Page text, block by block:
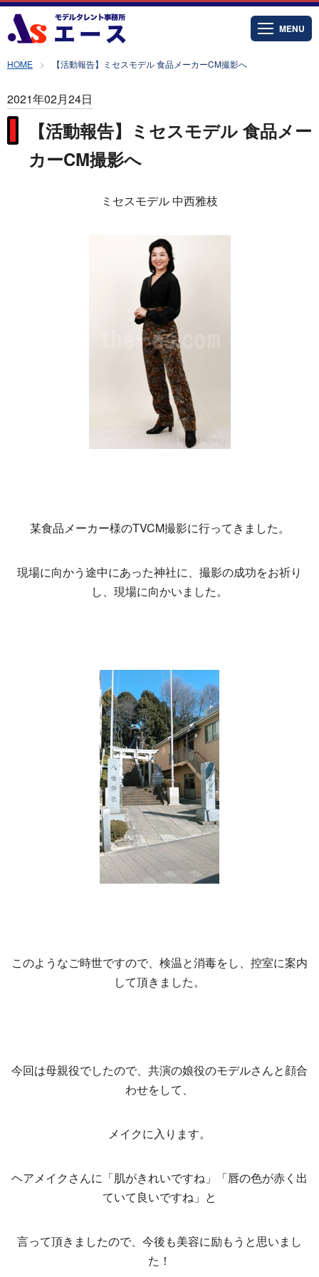
MENU
HOME 【活動報告】ミセスモデル 食品メーカーCM撮影へ
2021年02月24日
【活動報告】ミセスモデル 食品メー
カーCM撮影へ
ミセスモデル 中西雅枝
某食品メーカー様のTVCM撮影に行ってきました。
現場に向かう途中にあった神社に、撮影の成功をお祈り
し、現場に向かいました。
このようなご時世ですので、検温と消毒をし、控室に案内
して頂きました。
今回は母親役でしたので、共演の娘役のモデルさんと顔合
わせをして、
メイクに入ります。
ヘアメイクさんに「肌がきれいですね」「唇の色が赤く出
ていて良いですね」と
言って頂きましたので、今後も美容に励もうと思いまし
た！